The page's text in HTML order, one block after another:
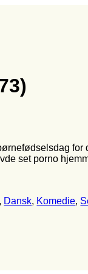
set porno
, Dansk, Komedie,